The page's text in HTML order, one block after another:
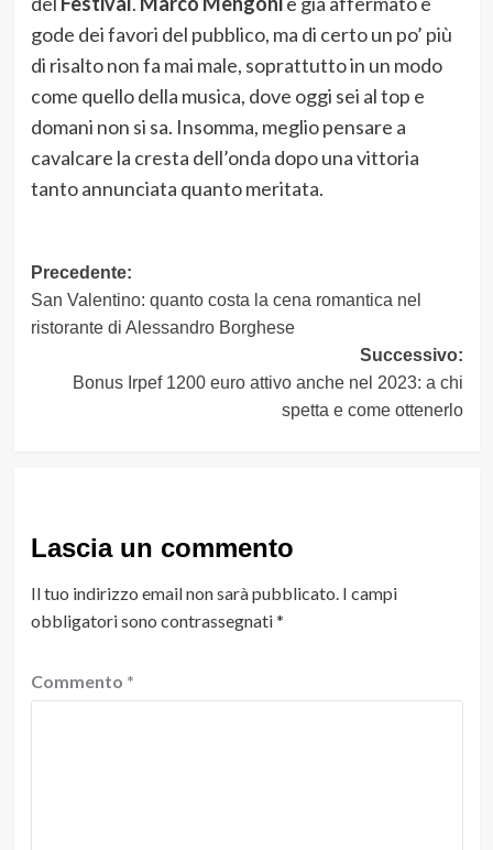
gode dei favori del pubblico, ma di certo un po’ più
di risalto non fa mai male, soprattutto in un modo
come quello della musica, dove oggi sei al top e
domani non si sa. Insomma, meglio pensare a
cavalcare la cresta dell’onda dopo una vittoria
tanto annunciata quanto meritata.
Navigazione
articolo
Precedente:
San Valentino: quanto costa la cena romantica nel
ristorante di Alessandro Borghese
Successivo:
Bonus Irpef 1200 euro attivo anche nel 2023: a chi
spetta e come ottenerlo
Lascia un commento
Il tuo indirizzo email non sarà pubblicato. I campi
obbligatori sono contrassegnati*
Commento *